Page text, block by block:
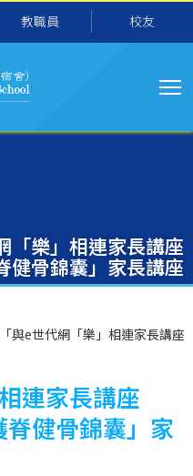
教職員 校友
「樂」相連家長講座
健骨錦囊」家長講座
與e世代網「樂」相連家長講座
連家長講座
脊健骨錦囊」家